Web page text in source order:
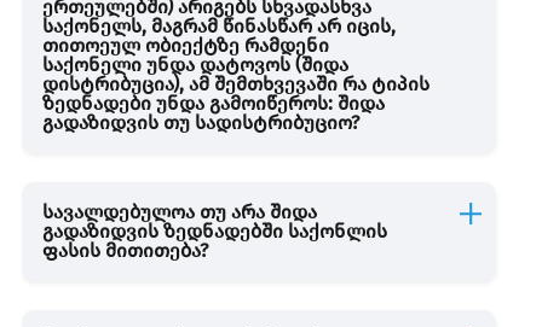
ერთეულებში) არიგებს სხვადასხვა
საქონელს, მაგრამ წინასწარ არ იცის,
თითოეულ ობიექტზე რამდენი
საქონელი უნდა დატოვოს (შიდა
დისტრიბუცია), ამ შემთხვევაში რა ტიპის
ზედნადები უნდა გამოიწეროს: შიდა
გადაზიდვის თუ სადისტრიბუციო?
სავალდებულოა თუ არა შიდა
გადაზიდვის ზედნადებში საქონლის
ფასის მითითება?